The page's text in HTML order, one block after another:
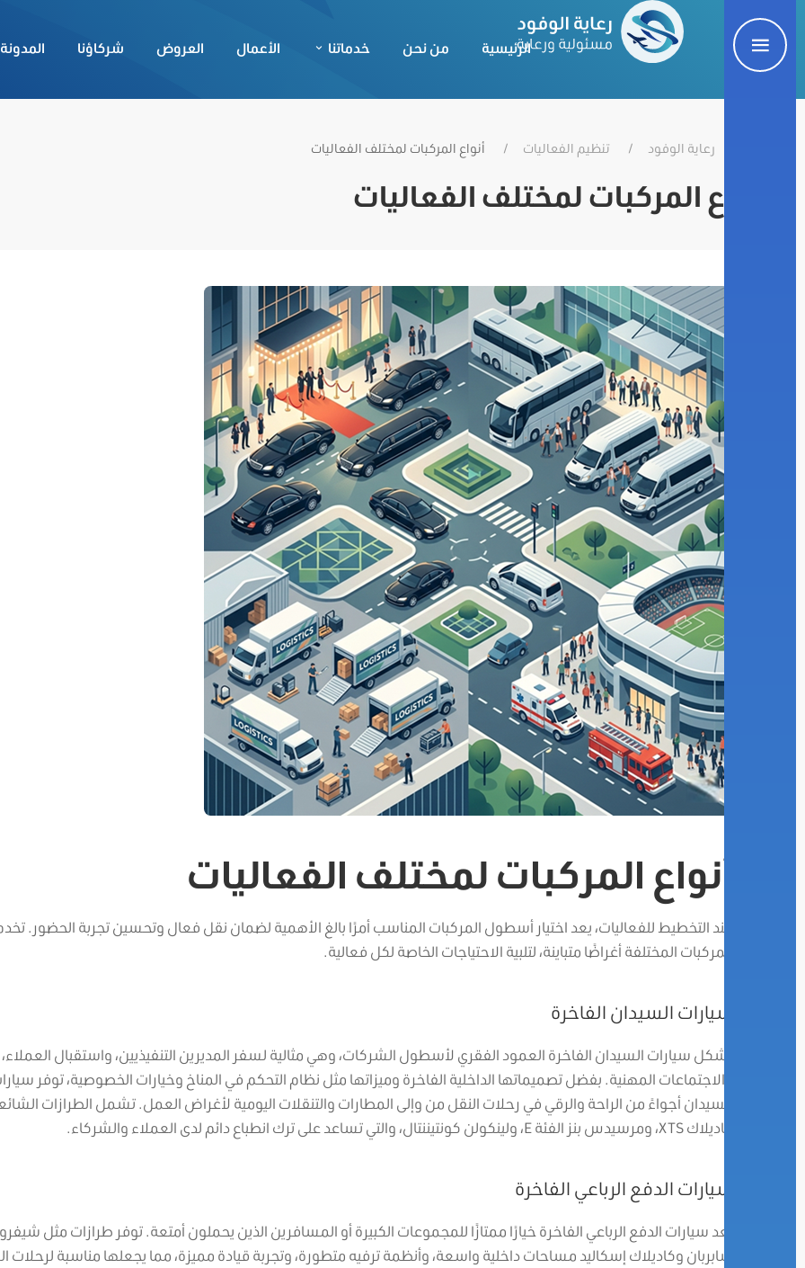
الرئيسية من نحن خدماتنا الأعمال العروض شركاؤنا المدونة
رعاية الوفود تنظيم الفعاليات أنواع المركبات لمختلف الفعاليات
أنواع المركبات لمختلف الفعاليات
أنواع المركبات لمختلف الفعاليات
عند التخطيط للفعاليات، يعد اختيار أسطول المركبات المناسب أمرًا بالغ الأهمية لضمان نقل فعال وتحسين تجربة الحضور.
المركبات المختلفة أغراضًا متباينة، لتلبية الاحتياجات الخاصة لكل فعالية.
سيارات السيدان الفاخرة
تشكل سيارات السيدان الفاخرة العمود الفقري لأسطول الشركات، وهي مثالية لسفر المديرين التنفيذيين، واستقبال العملاء،
والاجتماعات المهنية. بفضل تصميماتها الداخلية الفاخرة وميزاتها مثل نظام التحكم في المناخ وخيارات الخصوصية، توفر
السيدان أجواءً من الراحة والرقي في رحلات النقل من وإلى المطارات والتنقلات اليومية لأغراض العمل. تشمل الطرازات
كاديلاك XTS، ومرسيدس بنز الفئة E، ولينكولن كونتيننتال، والتي تساعد على ترك انطباع دائم لدى العملاء والشركاء.
سيارات الدفع الرباعي الفاخرة
تعد سيارات الدفع الرباعي الفاخرة خيارًا ممتازًا للمجموعات الكبيرة أو المسافرين الذين يحملون أمتعة. توفر طرازات مثل
سابربان وكاديلاك إسكاليد مساحات داخلية واسعة، وأنظمة ترفيه متطورة، وتجربة قيادة مميزة، مما يجعلها مناسبة لرحلات